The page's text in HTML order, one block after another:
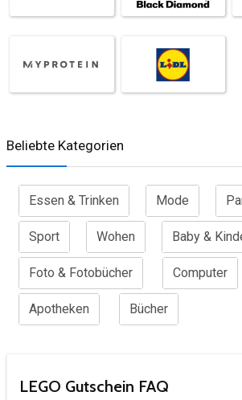
Beliebte Kategorien
Essen & Trinken Mode
Sport Wohen Baby &
Foto & Fotobücher Computer
Apotheken Bücher
LEGO Gutschein FAQ